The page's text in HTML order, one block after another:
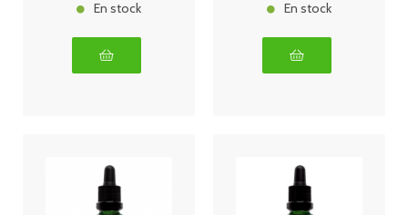
En stock En stock